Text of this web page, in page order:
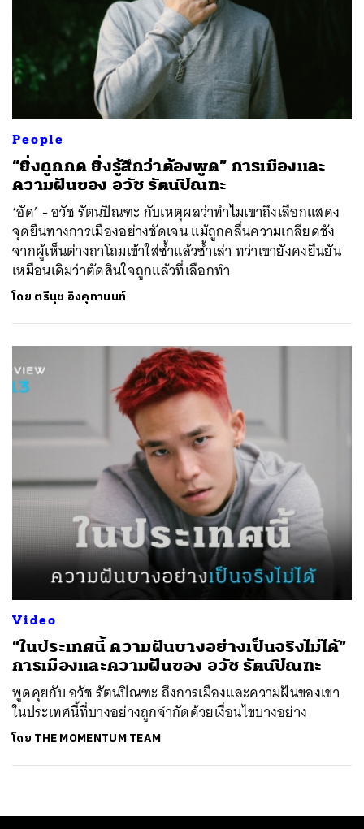
People
“ยิ่งถูกกด ยิ่งรู้สึกว่าต้องพูด” การเมืองและ
ความฝันของ อวัช รัตนปิณฑะ
‘อัด’ - อวัช รัตนปิณฑะ กับเหตุผลว่าทำไมเขาถึงเลือกแสดง
จุดยืนทางการเมืองอย่างชัดเจน แม้ถูกคลื่นความเกลียดชัง
จากผู้เห็นต่างถาโถมเข้าใส่ซ้ำแล้วซ้ำเล่า ทว่าเขายังคงยืนยัน
เหมือนเดิมว่าตัดสินใจถูกแล้วที่เลือกทำ
โดย ตรีนุช อิงคุทานนท์
Video
“ในประเทศนี้ ความฝันบางอย่างเป็นจริงไม่ได้”
การเมืองและความฝันของ อวัช รัตนปิณฑะ
พูดคุยกับ อวัช รัตนปิณฑะ ถึงการเมืองและความฝันของเขา
ในประเทศนี้ที่บางอย่างถูกจำกัดด้วยเงื่อนไขบางอย่าง
โดย THE MOMENTUM TEAM